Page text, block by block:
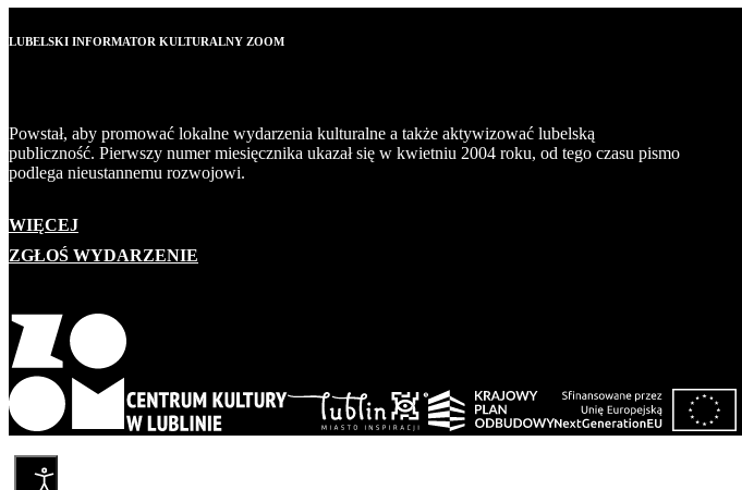
LUBELSKI INFORMATOR KULTURALNY ZOOM
Powstał, aby promować lokalne wydarzenia kulturalne a także aktywizować lubelską
publiczność. Pierwszy numer miesięcznika ukazał się w kwietniu 2004 roku, od tego czasu pismo
podlega nieustannemu rozwojowi.
WIĘCEJ
ZGŁOŚ WYDARZENIE